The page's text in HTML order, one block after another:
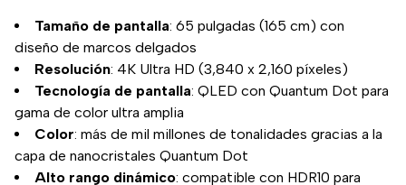
Tamaño de pantalla: 65 pulgadas (165 cm) con
diseño de marcos delgados
Resolución: 4K Ultra HD (3,840 x 2,160 píxeles)
Tecnología de pantalla: QLED con Quantum Dot para
gama de color ultra amplia
Color: más de mil millones de tonalidades gracias a la
capa de nanocristales Quantum Dot
Alto rango dinámico: compatible con HDR10 para